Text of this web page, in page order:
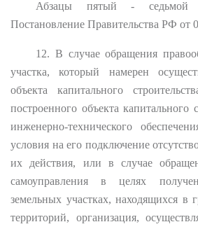
Абзацы пятый - седьмой
Постановление Правительства РФ от
12. В случае обращения
участка, который намерен
объекта капитального
построенного объекта капитального
инженерно-технического
условия на его подключение
их действия, или в случае
самоуправления в целях
земельных участках, находящихся в
территорий, организация,